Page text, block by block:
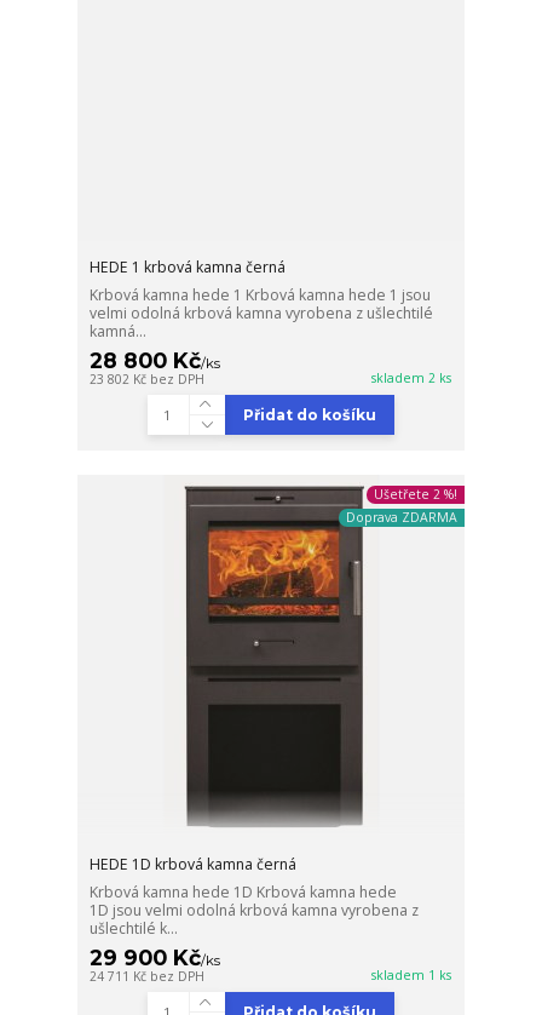
HEDE 1 krbová kamna černá
Krbová kamna hede 1 Krbová kamna hede 1 jsou
velmi odolná krbová kamna vyrobena z ušlechtilé
kamná...
28 800 Kč/ks
23 802 Kč bez DPH skladem 2 ks
Přidat do košíku
Ušetřete 2 %!
Doprava ZDARMA
HEDE 1D krbová kamna černá
Krbová kamna hede 1D Krbová kamna hede
1D jsou velmi odolná krbová kamna vyrobena z
ušlechtilé k...
29 900 Kč/ks
24 711 Kč bez DPH skladem 1 ks